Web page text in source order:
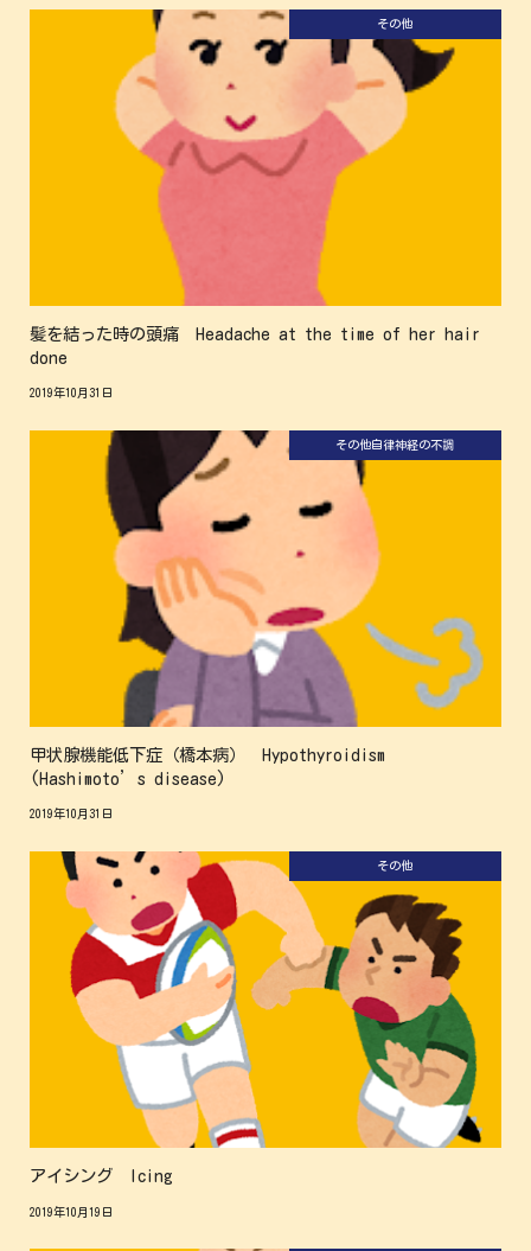
髪を結った時の頭痛 Headache at the time of her hair
done
その他
2019年10月31日
甲状腺機能低下症（橋本病） Hypothyroidism
(Hashimoto’s disease)
その他自律神経の不調
2019年10月31日
アイシング Icing
その他
2019年10月19日